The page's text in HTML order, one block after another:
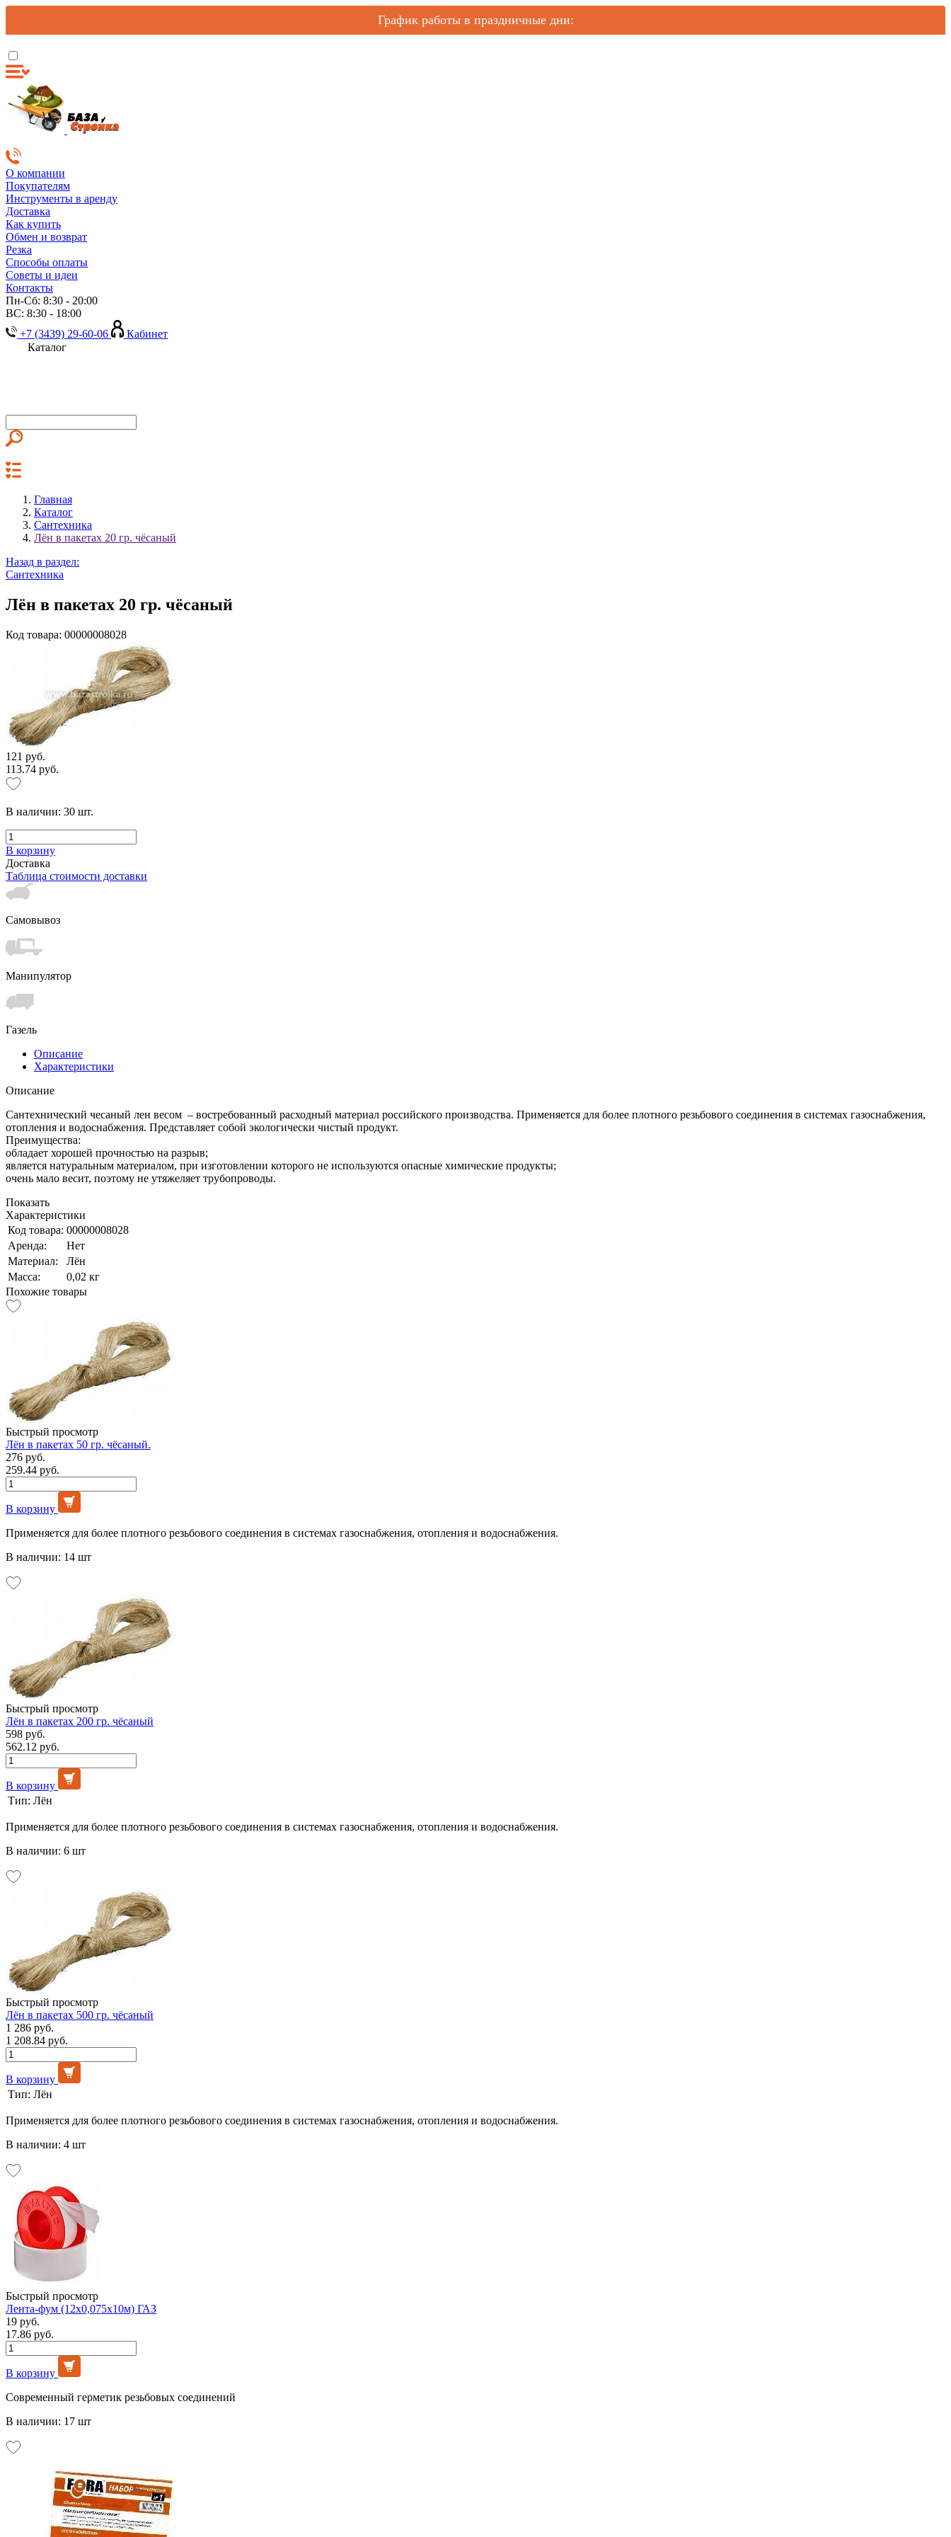
График работы в праздничные дни:
О компании
Покупателям
Инструменты в аренду
Доставка
Как купить
Обмен и возврат
Резка
Способы оплаты
Советы и идеи
Контакты
Пн-Сб: 8:30 - 20:00
ВС: 8:30 - 18:00
+7 (3439) 29-60-06
Кабинет
Каталог
Главная
Каталог
Сантехника
Лён в пакетах 20 гр. чёсаный
Назад в раздел:
Сантехника
Лён в пакетах 20 гр. чёсаный
Код товара: 00000008028
121 руб.
113.74 руб.
В наличии: 30 шт.
В корзину
Доставка
Таблица стоимости доставки
Самовывоз
Манипулятор
Газель
Описание
Характеристики
Описание
Сантехнический чесаный лен весом – востребованный расходный материал российского производства. Применяется для более плотного резьбового соединения в системах газоснабжения,
отопления и водоснабжения. Представляет собой экологически чистый продукт.
Преимущества:
обладает хорошей прочностью на разрыв;
является натуральным материалом, при изготовлении которого не используются опасные химические продукты;
очень мало весит, поэтому не утяжеляет трубопроводы.
Показать
Характеристики
Код товара: 00000008028
Аренда:
Нет
Материал:
Лён
Масса:
0,02 кг
Похожие товары
Быстрый просмотр
Лён в пакетах 50 гр. чёсаный.
276 руб.
259.44 руб.
В корзину
Применяется для более плотного резьбового соединения в системах газоснабжения, отопления и водоснабжения.
В наличии: 14 шт
Быстрый просмотр
Лён в пакетах 200 гр. чёсаный
598 руб.
562.12 руб.
В корзину
Тип: Лён
Применяется для более плотного резьбового соединения в системах газоснабжения, отопления и водоснабжения.
В наличии: 6 шт
Быстрый просмотр
Лён в пакетах 500 гр. чёсаный
1 286 руб.
1 208.84 руб.
В корзину
Тип: Лён
Применяется для более плотного резьбового соединения в системах газоснабжения, отопления и водоснабжения.
В наличии: 4 шт
Быстрый просмотр
Лента-фум (12х0,075х10м) ГАЗ
19 руб.
17.86 руб.
В корзину
Современный герметик резьбовых соединений
В наличии: 17 шт